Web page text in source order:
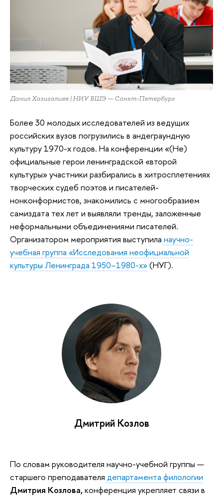
Данил Хазигалиев | НИУ ВШЭ — Санкт-Петербург
Более 30 молодых исследователей из ведущих
российских вузов погрузились в андеграундную
культуру 1970-х годов. На конференции «(Не)
официальные герои ленинградской «второй
культуры» участники разбирались в хитросплетениях
творческих судеб поэтов и писателей-
нонконформистов, знакомились с многообразием
самиздата тех лет и выявляли тренды, заложенные
неформальными объединениями писателей.
Организатором мероприятия выступила научно-
учебная группа «Исследования неофициальной
культуры Ленинграда 1950–1980-х»(НУГ).
Дмитрий Козлов
По словам руководителя научно-учебной группы —
старшего преподавателя департамента филологии
Дмитрия Козлова,конференция укрепляет связи в